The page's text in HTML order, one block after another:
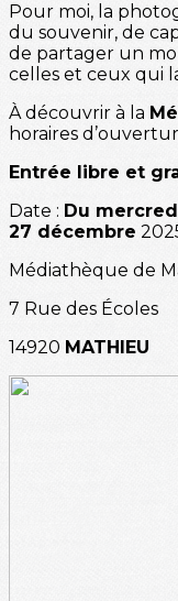
Pour moi, la
du souvenir, de
de partager un
celles et ceux qui
À découvrir à la
horaires
Entrée libre et
Date : Du
27 décembre
Médiathèque de
7 Rue des Écoles
14920 MATHIEU